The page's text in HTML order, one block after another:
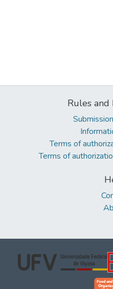
Rules and
Terms of
Terms of